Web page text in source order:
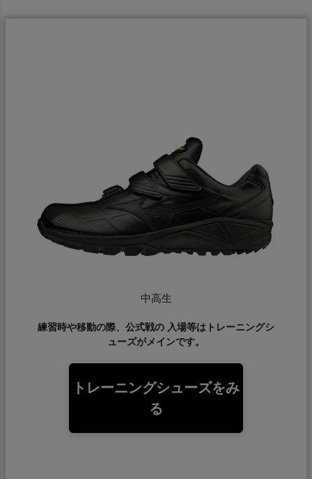
中高生
練習時や移動の際、公式戦の 入場等はトレーニングシ
ューズがメインです。
トレーニングシューズをみ
る